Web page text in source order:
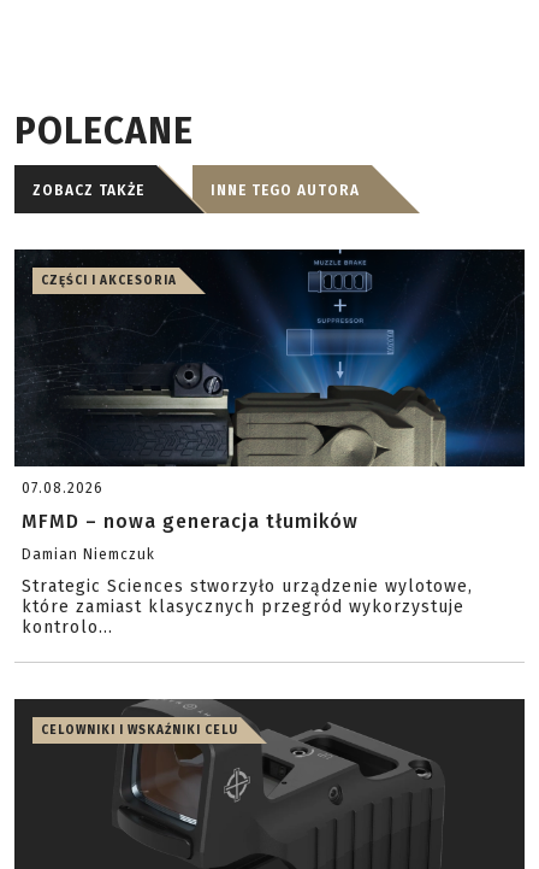
POLECANE
ZOBACZ TAKŻE INNE TEGO AUTORA
CZĘŚCI I AKCESORIA
07.08.2026
MFMD – nowa generacja tłumików
Damian Niemczuk
Strategic Sciences stworzyło urządzenie wylotowe,
które zamiast klasycznych przegród wykorzystuje
kontrolo...
CELOWNIKI I WSKAŹNIKI CELU